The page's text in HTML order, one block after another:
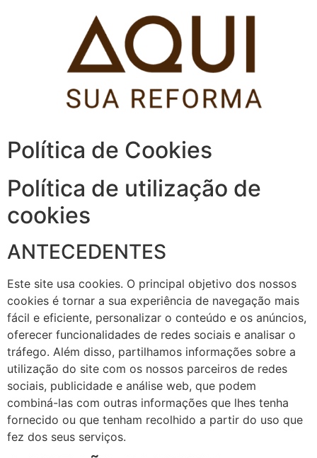
Política de Cookies
Política de utilização de
cookies
ANTECEDENTES
Este site usa cookies. O principal objetivo dos nossos
cookies é tornar a sua experiência de navegação mais
fácil e eficiente, personalizar o conteúdo e os anúncios,
oferecer funcionalidades de redes sociais e analisar o
tráfego. Além disso, partilhamos informações sobre a
utilização do site com os nossos parceiros de redes
sociais, publicidade e análise web, que podem
combiná-las com outras informações que lhes tenha
fornecido ou que tenham recolhido a partir do uso que
fez dos seus serviços.